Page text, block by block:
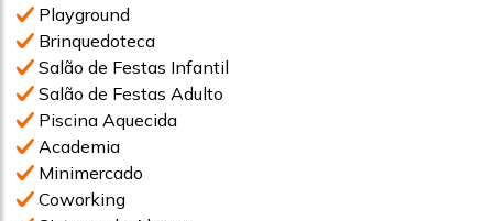
Playground
Brinquedoteca
Salão de Festas Infantil
Salão de Festas Adulto
Piscina Aquecida
Academia
Minimercado
Coworking